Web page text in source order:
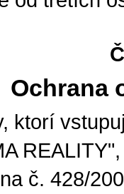
Ochrana
ktorí
č. 428/